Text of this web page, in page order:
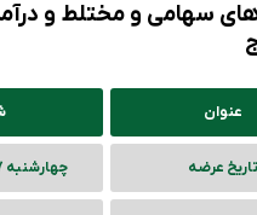
سهامی و مختلط و
عنوان
تاریخ عرضه چهارشنبه 27 خرداد 1405